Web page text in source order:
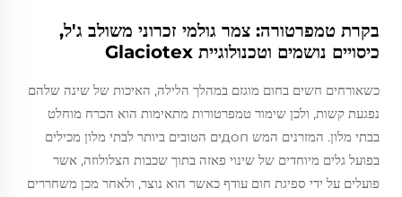
בקרת טמפרטורה: צמר גולמי זכרוני משולב ג'ל,
כיסויים נושמים וטכנולוגיית Glaciotex
כשאורחים חשים בחום מוגזם במהלך הלילה, האיכות של שינה שלהם
נפגעת קשות, ולכן שימור טמפרטורות מתאימות הוא הכרח מוחלט
בבתי מלון. המזרנים המש допים הטובים ביותר לבתי מלון מכילים
בפועל גלים מיוחדים של שינוי פאזה בתוך שכבות הצלולוזה, אשר
פועלים על ידי ספיגת חום עודף כאשר הוא נוצר, ולאחר מכן משחררים